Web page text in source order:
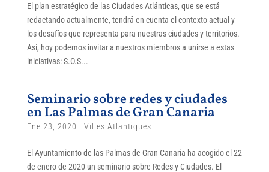
El plan estratégico de las Ciudades Atlánticas, que se está
redactando actualmente, tendrá en cuenta el contexto actual y
los desafíos que representa para nuestras ciudades y territorios.
Así, hoy podemos invitar a nuestros miembros a unirse a estas
iniciativas: S.O.S...
Seminario sobre redes y ciudades
en Las Palmas de Gran Canaria
Ene 23, 2020 | Villes Atlantiques
El Ayuntamiento de las Palmas de Gran Canaria ha acogido el 22
de enero de 2020 un seminario sobre Redes y Ciudades. El